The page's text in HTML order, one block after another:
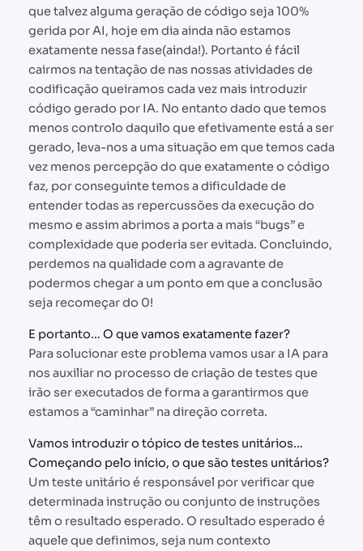
que talvez alguma geração de código seja 100%
gerida por AI, hoje em dia ainda não estamos
exatamente nessa fase(ainda!). Portanto é fácil
cairmos na tentação de nas nossas atividades de
codificação queiramos cada vez mais introduzir
código gerado por IA. No entanto dado que temos
menos controlo daquilo que efetivamente está a ser
gerado, leva-nos a uma situação em que temos cada
vez menos percepção do que exatamente o código
faz, por conseguinte temos a dificuldade de
entender todas as repercussões da execução do
mesmo e assim abrimos a porta a mais “bugs” e
complexidade que poderia ser evitada. Concluindo,
perdemos na qualidade com a agravante de
podermos chegar a um ponto em que a conclusão
seja recomeçar do 0!
E portanto… O que vamos exatamente fazer?
Para solucionar este problema vamos usar a IA para
nos auxiliar no processo de criação de testes que
irão ser executados de forma a garantirmos que
estamos a “caminhar” na direção correta.
Vamos introduzir o tópico de testes unitários…
Começando pelo início, o que são testes unitários?
Um teste unitário é responsável por verificar que
determinada instrução ou conjunto de instruções
têm o resultado esperado. O resultado esperado é
aquele que definimos, seja num contexto